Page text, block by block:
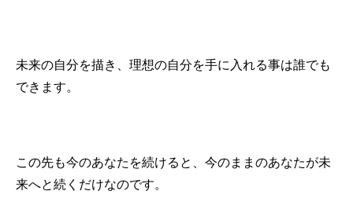
未来の自分を描き、理想の自分を手に入れる事は誰でも
できます。
この先も今のあなたを続けると、今のままのあなたが未
来へと続くだけなのです。